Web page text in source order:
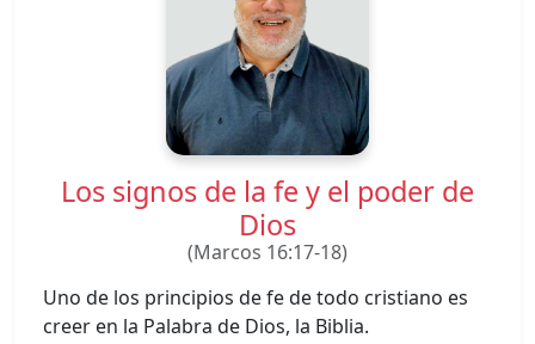
Los signos de la fe y el poder de
Dios
(Marcos 16:17-18)
Uno de los principios de fe de todo cristiano es
creer en la Palabra de Dios, la Biblia.